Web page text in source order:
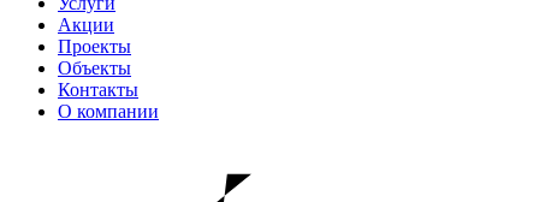
Акции
Проекты
Объекты
Контакты
О компании